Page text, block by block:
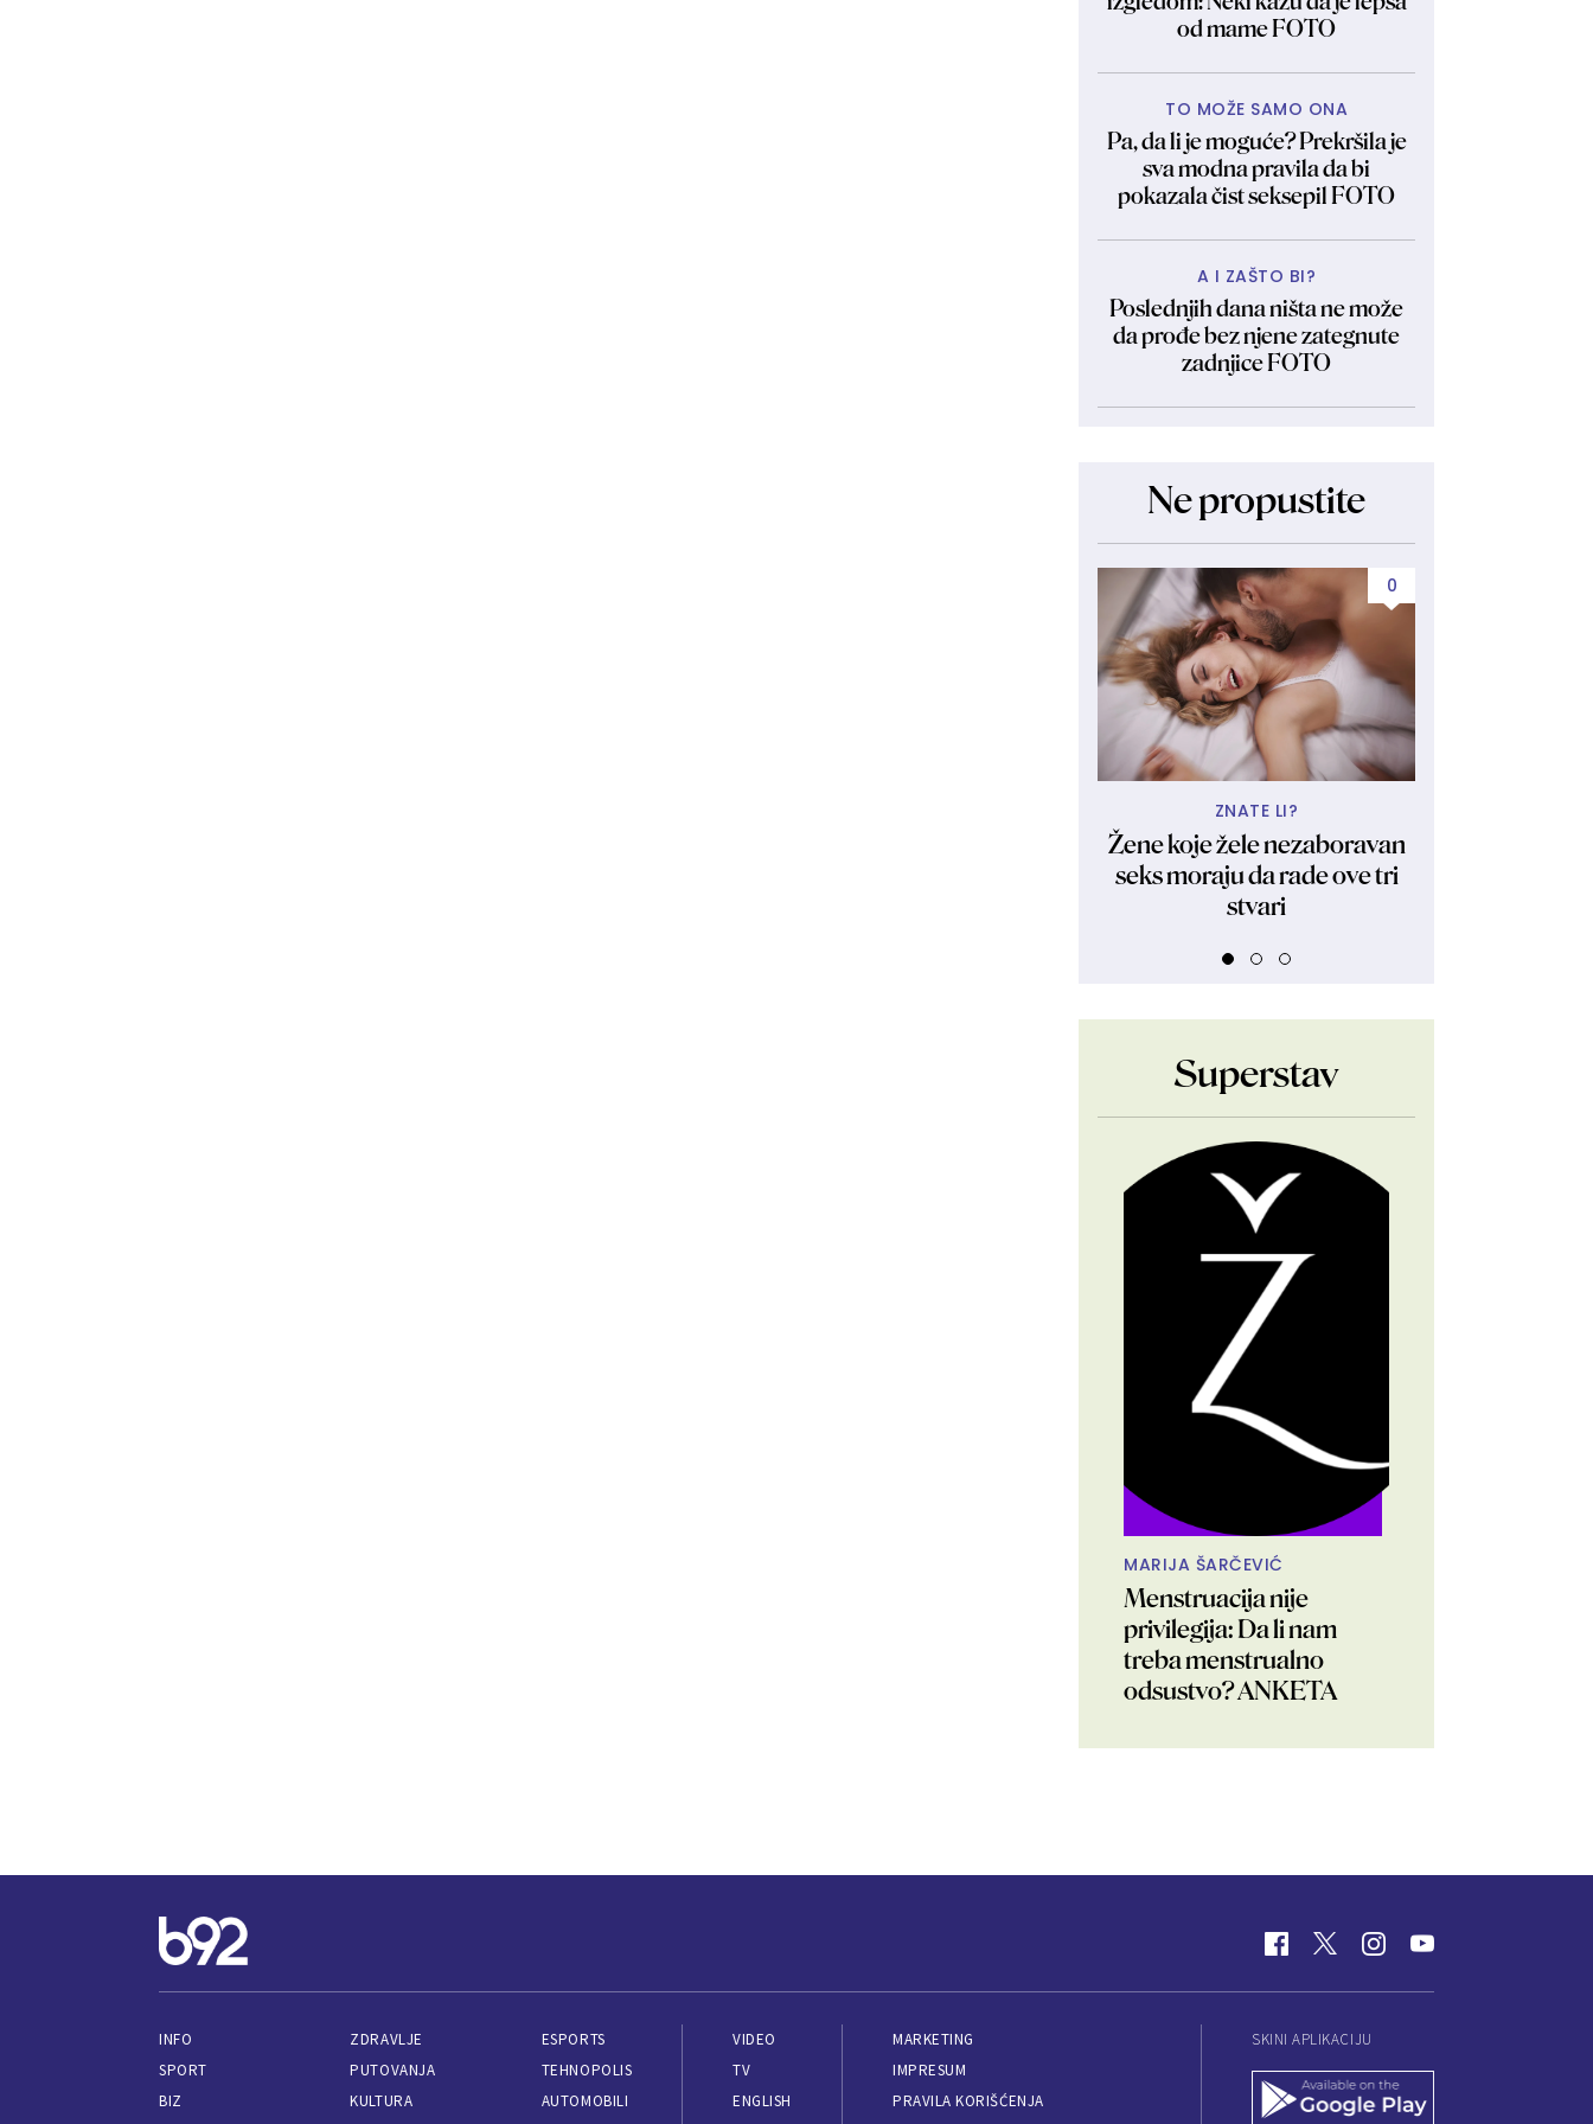
od mame FOTO
TO MOŽE SAMO ONA
Pa, da li je moguće? Prekršila je
sva modna pravila da bi
pokazala čist seksepil FOTO
A I ZAŠTO BI?
Poslednjih dana ništa ne može
da prođe bez njene zategnute
zadnjice FOTO
Ne propustite
0
ZNATE LI?
Žene koje žele nezaboravan
seks moraju da rade ove tri
stvari
Superstav
MARIJA ŠARČEVIĆ
Menstruacija nije
privilegija: Da li nam
treba menstrualno
odsustvo? ANKETA
INFO
SPORT
BIZ
ZDRAVLJE
PUTOVANJA
KULTURA
ESPORTS
TEHNOPOLIS
AUTOMOBILI
VIDEO
TV
ENGLISH
MARKETING
IMPRESUM
PRAVILA KORIŠĆENJA
SKINI APLIKACIJU